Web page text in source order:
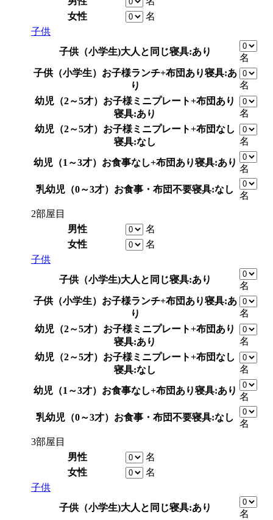
女性
名
子供
子供（小学生)大人と同じ寝具:あり
名
子供（小学生） お子様ランチ+布団あり寝具:あ
り
名
幼児（2～5才） お子様ミニプレート+布団あり
寝具:あり
名
幼児（2～5才） お子様ミニプレート+布団なし
寝具:なし
名
幼児（1～3才） お食事なし+布団あり寝具:あり
名
乳幼児（0～3才） お食事・布団不要寝具:なし
名
2部屋目
男性
名
女性
名
子供
子供（小学生)大人と同じ寝具:あり
名
子供（小学生） お子様ランチ+布団あり寝具:あ
り
名
幼児（2～5才） お子様ミニプレート+布団あり
寝具:あり
名
幼児（2～5才） お子様ミニプレート+布団なし
寝具:なし
名
幼児（1～3才） お食事なし+布団あり寝具:あり
名
乳幼児（0～3才） お食事・布団不要寝具:なし
名
3部屋目
男性
名
女性
名
子供
子供（小学生)大人と同じ寝具:あり
名